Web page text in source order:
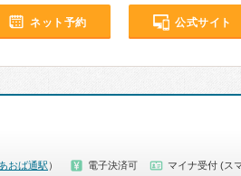
ネット予約 公式サイト
あおば通駅 ） 電子決済可 マイナ受付 (ス